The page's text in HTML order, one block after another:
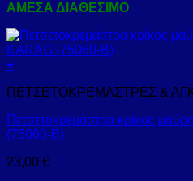
ΑΜΕΣΑ ΔΙΑΘΕΣΙΜΟ
+
ΠΕΤΣΕΤΟΚΡΕΜΑΣΤΡΕΣ &
Πετσετοκρεμάστρα κρίκος
(75060-B)
23,00 €